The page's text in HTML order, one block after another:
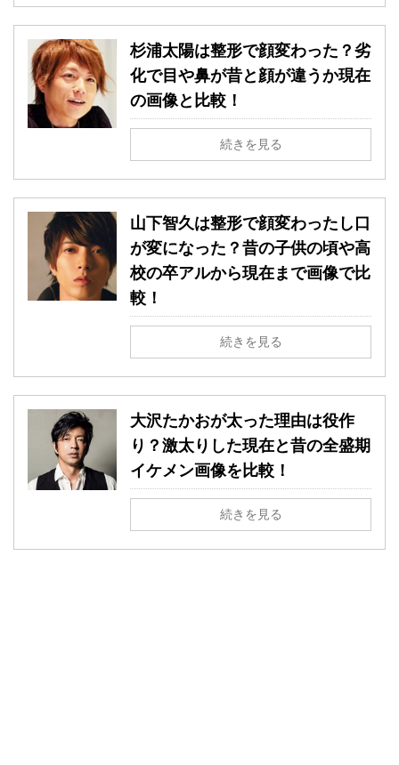
杉浦太陽は整形で顔変わった？劣
化で目や鼻が昔と顔が違うか現在
の画像と比較！
続きを見る
山下智久は整形で顔変わったし口
が変になった？昔の子供の頃や高
校の卒アルから現在まで画像で比
較！
続きを見る
大沢たかおが太った理由は役作
り？激太りした現在と昔の全盛期
イケメン画像を比較！
続きを見る